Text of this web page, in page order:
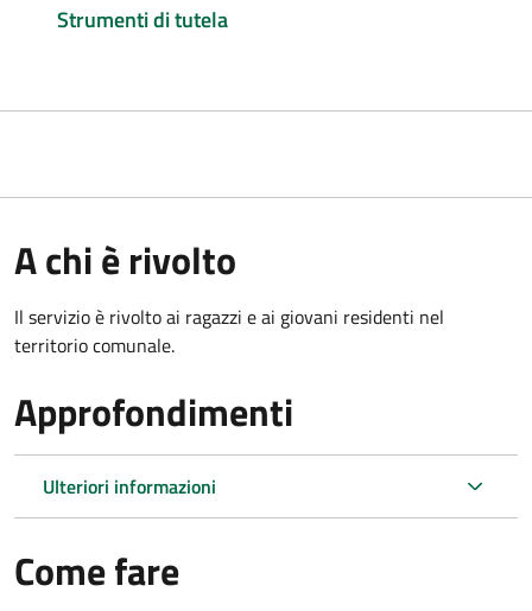
Strumenti di tutela
A chi è rivolto
Il servizio è rivolto ai ragazzi e ai giovani residenti nel
territorio comunale.
Approfondimenti
Ulteriori informazioni
Come fare